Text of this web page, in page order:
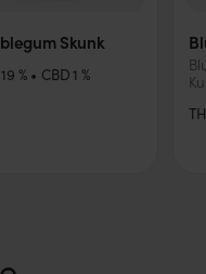
Skunk
19 % CBD 1 %